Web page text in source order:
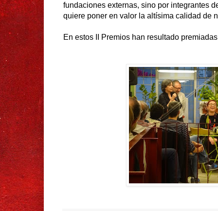
fundaciones externas, sino por integrantes
quiere poner en valor la altísima calidad de
En estos II Premios han resultado